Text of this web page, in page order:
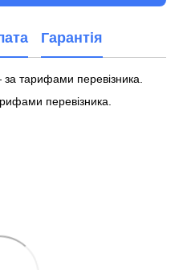
Гарантія
тарифами перевізника.
перевізника.